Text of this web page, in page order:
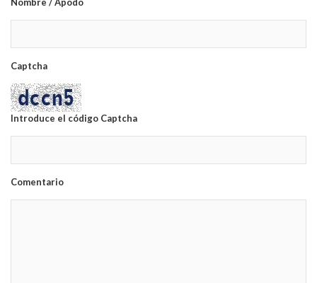
Nombre / Apodo
Captcha
Introduce el código Captcha
Comentario